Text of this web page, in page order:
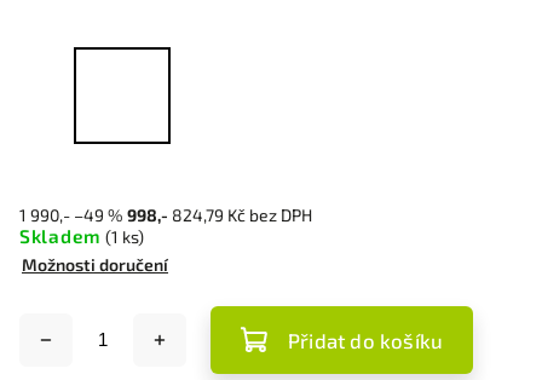
1 990,- –49 % 998,- 824,79 Kč bez DPH
Skladem (1 ks)
Možnosti doručení
Přidat do košíku